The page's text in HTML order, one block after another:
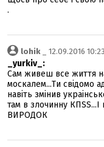
.
lohik_ 12.09.2016 10:23
_yurkiv_:
Сам живеш все життя
москалем...Ти свідомо
навіть змінив
там в злочинну
ВИРОДОК